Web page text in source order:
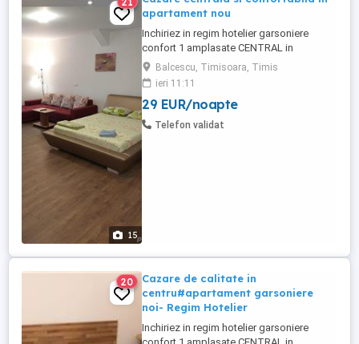
15
apartament nou
Inchiriez in regim hotelier garsoniere
confort 1 amplasate CENTRAL in
Timisoara, in zona Balcescu (1 km de
Piata Victoriei), situate aproape atat de
Universitatea de Vest & Politehnica cat si
de Spitalul Judetean, Maternitate sau
Oncohelp, amenajate modern cu finisaje
Balcescu, Timisoara, Timis
ieri 11:11
29 EUR/noapte
Telefon validat
20
Cazare de calitate in
centru#apartament garsoniere
noi- Regim Hotelier
Inchiriez in regim hotelier garsoniere